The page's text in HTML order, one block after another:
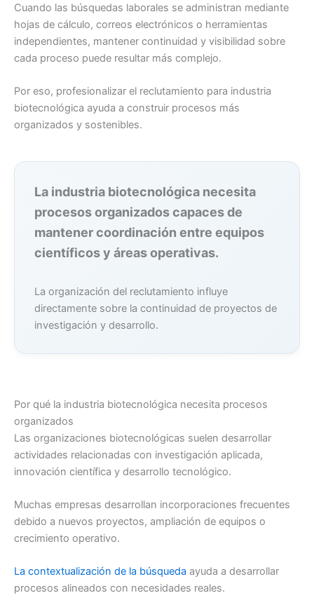
Cuando las búsquedas laborales se administran mediante
hojas de cálculo, correos electrónicos o herramientas
independientes, mantener continuidad y visibilidad sobre
cada proceso puede resultar más complejo.
Por eso, profesionalizar el reclutamiento para industria
biotecnológica ayuda a construir procesos más
organizados y sostenibles.
La industria biotecnológica necesita
procesos organizados capaces de
mantener coordinación entre equipos
científicos y áreas operativas.
La organización del reclutamiento influye
directamente sobre la continuidad de proyectos de
investigación y desarrollo.
Por qué la industria biotecnológica necesita procesos
organizados
Las organizaciones biotecnológicas suelen desarrollar
actividades relacionadas con investigación aplicada,
innovación científica y desarrollo tecnológico.
Muchas empresas desarrollan incorporaciones frecuentes
debido a nuevos proyectos, ampliación de equipos o
crecimiento operativo.
La contextualización de la búsqueda ayuda a desarrollar
procesos alineados con necesidades reales.